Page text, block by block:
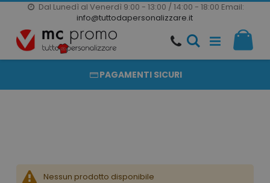
Dal Lunedì al Venerdì 9:00 - 13:00 / 14:00 - 18:00 Email:
info@tuttodapersonalizzare.it
Salta
al
contenuto
20000 PRODOTTI
PRODOTTI COMPLETAMENTE PERSONALIZZABILI
PAGAMENTI SICURI
Nessun prodotto disponibile